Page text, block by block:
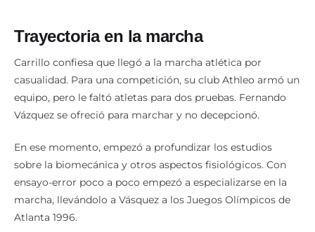
Trayectoria en la marcha
Carrillo confiesa que llegó a la marcha atlética por
casualidad. Para una competición, su club Athleo armó un
equipo, pero le faltó atletas para dos pruebas. Fernando
Vázquez se ofreció para marchar y no decepcionó.
En ese momento, empezó a profundizar los estudios
sobre la biomecánica y otros aspectos fisiológicos. Con
ensayo-error poco a poco empezó a especializarse en la
marcha, llevándolo a Vásquez a los Juegos Olímpicos de
Atlanta 1996.